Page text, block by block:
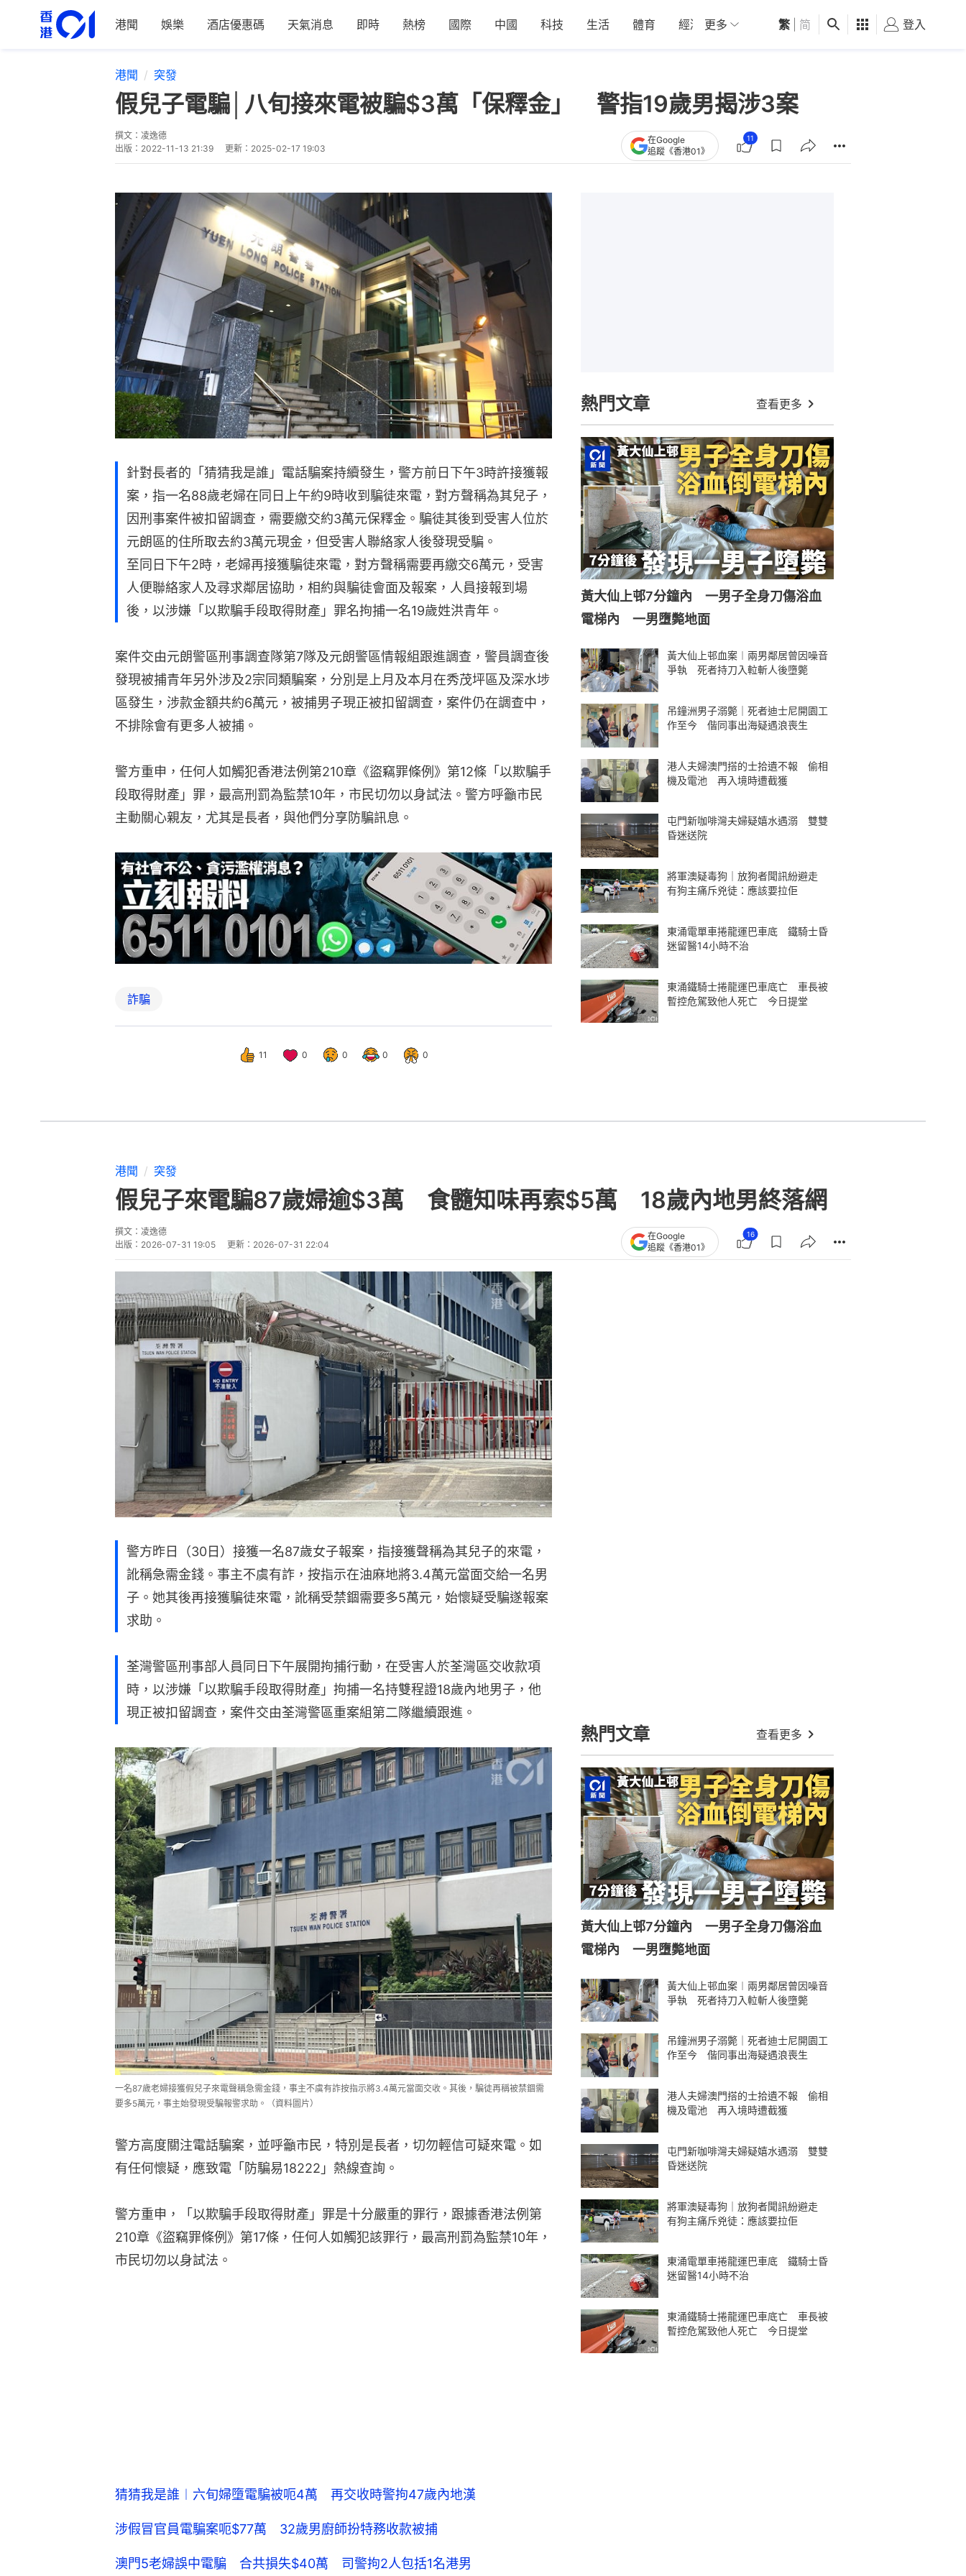
港聞 娛樂 酒店優惠碼 天氣消息 即時 熱榜 國際 中國 科技 生活 體育 經濟 01深圳 觀點 健康 好食玩飛
更多 繁 简 登入
港聞 突發
假兒子電騙│八旬接來電被騙$3萬「保釋金」 警指19歲男揭涉3案
撰文： 凌逸德
出版： 2022-11-13 21:39 更新： 2025-02-17 19:03
在Google
追蹤《香港01》
11
針對長者的「猜猜我是誰」電話騙案持續發生，警方前日下午3時許接獲報
案，指一名88歲老婦在同日上午約9時收到騙徒來電，對方聲稱為其兒子，
因刑事案件被扣留調查，需要繳交約3萬元保釋金。騙徒其後到受害人位於
元朗區的住所取去約3萬元現金，但受害人聯絡家人後發現受騙。
至同日下午2時，老婦再接獲騙徒來電，對方聲稱需要再繳交6萬元，受害
人便聯絡家人及尋求鄰居協助，相約與騙徒會面及報案，人員接報到場
後，以涉嫌「以欺騙手段取得財產」罪名拘捕一名19歲姓洪青年。
案件交由元朗警區刑事調查隊第7隊及元朗警區情報組跟進調查，警員調查後
發現被捕青年另外涉及2宗同類騙案，分別是上月及本月在秀茂坪區及深水埗
區發生，涉款金額共約6萬元，被捕男子現正被扣留調查，案件仍在調查中，
不排除會有更多人被捕。
警方重申，任何人如觸犯香港法例第210章《盜竊罪條例》第12條「以欺騙手
段取得財產」罪，最高刑罰為監禁10年，市民切勿以身試法。警方呼籲市民
主動關心親友，尤其是長者，與他們分享防騙訊息。
詐騙
11 0 0 0 0
熱門文章 查看更多
黃大仙上邨7分鐘內 一男子全身刀傷浴血
電梯內 一男墮斃地面
黃大仙上邨血案︱兩男鄰居曾因噪音
爭執 死者持刀入𨋢斬人後墮斃
吊鐘洲男子溺斃｜死者迪士尼開園工
作至今 偕同事出海疑遇浪喪生
港人夫婦澳門搭的士拾遺不報 偷相
機及電池 再入境時遭截獲
屯門新咖啡灣夫婦疑嬉水遇溺 雙雙
昏迷送院
將軍澳疑毒狗｜放狗者聞訊紛避走
有狗主痛斥兇徒：應該要拉佢
東涌電單車捲龍運巴車底 鐵騎士昏
迷留醫14小時不治
東涌鐵騎士捲龍運巴車底亡 車長被
暫控危駕致他人死亡 今日提堂
港聞 突發
假兒子來電騙87歲婦逾$3萬 食髓知味再索$5萬 18歲內地男終落網
撰文： 凌逸德
出版： 2026-07-31 19:05 更新： 2026-07-31 22:04
在Google
追蹤《香港01》
16
警方昨日（30日）接獲一名87歲女子報案，指接獲聲稱為其兒子的來電，
訛稱急需金錢。事主不虞有詐，按指示在油麻地將3.4萬元當面交給一名男
子。她其後再接獲騙徒來電，訛稱受禁錮需要多5萬元，始懷疑受騙遂報案
求助。
荃灣警區刑事部人員同日下午展開拘捕行動，在受害人於荃灣區交收款項
時，以涉嫌「以欺騙手段取得財產」拘捕一名持雙程證18歲內地男子，他
現正被扣留調查，案件交由荃灣警區重案組第二隊繼續跟進。
一名87歲老婦接獲假兒子來電聲稱急需金錢，事主不虞有詐按指示將3.4萬元當面交收。其後，騙徒再稱被禁錮需
要多5萬元，事主始發現受騙報警求助。（資料圖片）
警方高度關注電話騙案，並呼籲市民，特別是長者，切勿輕信可疑來電。如
有任何懷疑，應致電「防騙易18222」熱線查詢。
警方重申，「以欺騙手段取得財產」罪是十分嚴重的罪行，跟據香港法例第
210章《盜竊罪條例》第17條，任何人如觸犯該罪行，最高刑罰為監禁10年，
市民切勿以身試法。
猜猜我是誰︱六旬婦墮電騙被呃4萬 再交收時警拘47歲內地漢
涉假冒官員電騙案呃$77萬 32歲男廚師扮特務收款被捕
澳門5老婦誤中電騙 合共損失$40萬 司警拘2人包括1名港男
將軍澳疑毒狗｜放狗者聞訊紛避走
有狗主痛斥兇徒：應該要拉佢
東涌電單車捲龍運巴車底 鐵騎士昏
迷留醫14小時不治
東涌鐵騎士捲龍運巴車底亡 車長被
暫控危駕致他人死亡 今日提堂